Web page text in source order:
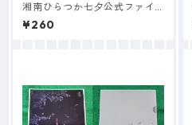
湘南ひらつか七夕公式ファイ
ル
¥260